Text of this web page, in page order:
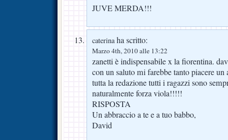
JUVE MERDA!!!
caterinaha scritto:
Marzo 4th, 2010 alle 13:22
zanetti è indispensabile x la fiorentina.
con un saluto mi farebbe tanto piacere un
tutta la redazione tutti i ragazzi sono
naturalmente forza viola!!!!!
RISPOSTA
Un abbraccio a te e a tuo babbo,
David